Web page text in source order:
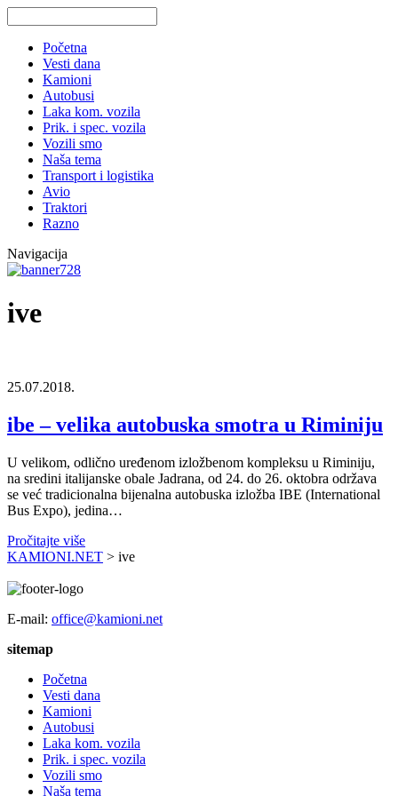
Početna
Vesti dana
Kamioni
Autobusi
Laka kom. vozila
Prik. i spec. vozila
Vozili smo
Naša tema
Transport i logistika
Avio
Traktori
Razno
Navigacija
ive
25.07.2018.
ibe – velika autobuska smotra u Riminiju
U velikom, odlično uređenom izložbenom kompleksu u Riminiju,
na sredini italijanske obale Jadrana, od 24. do 26. oktobra održava
se već tradicionalna bijenalna autobuska izložba IBE (International
Bus Expo), jedina…
Pročitajte više
KAMIONI.NET > ive
E-mail: office@kamioni.net
sitemap
Početna
Vesti dana
Kamioni
Autobusi
Laka kom. vozila
Prik. i spec. vozila
Vozili smo
Naša tema